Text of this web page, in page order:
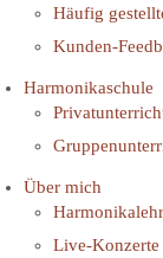
Häufig
Kunden-
Harmonikaschule
Über mich
Live-